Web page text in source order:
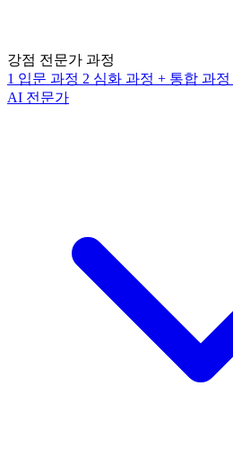
강점 전문가 과정
1 입문 과정 2 심화 과정 + 통합 과정
AI 전문가